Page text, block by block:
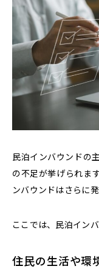
民泊インバウンドの
の不足が挙げられま
ンバウンドはさらに
ここでは、民泊イン
住民の生活や環